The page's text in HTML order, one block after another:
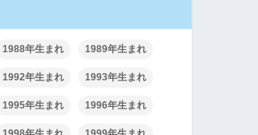
1988年生まれ 1989年生まれ
1992年生まれ 1993年生まれ
1995年生まれ 1996年生まれ